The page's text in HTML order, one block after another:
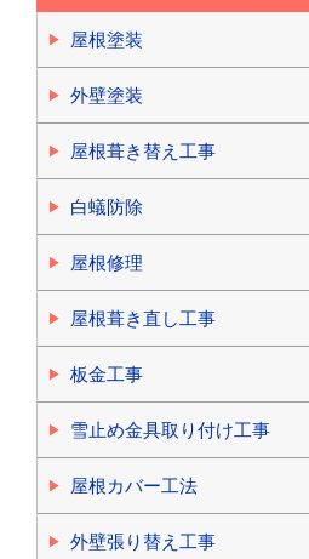
屋根塗装
外壁塗装
屋根葺き替え工事
白蟻防除
屋根修理
屋根葺き直し工事
板金工事
雪止め金具取り付け工事
屋根カバー工法
外壁張り替え工事